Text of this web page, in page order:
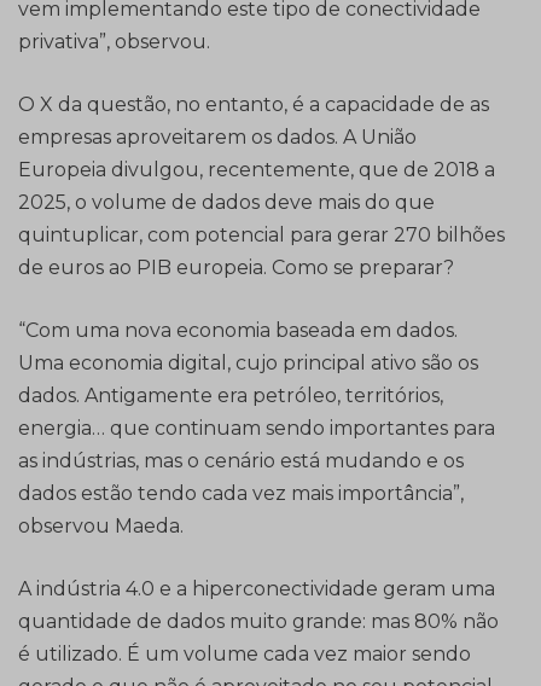
vem implementando este tipo de conectividade
privativa”, observou.
O X da questão, no entanto, é a capacidade de as
empresas aproveitarem os dados. A União
Europeia divulgou, recentemente, que de 2018 a
2025, o volume de dados deve mais do que
quintuplicar, com potencial para gerar 270 bilhões
de euros ao PIB europeia. Como se preparar?
“Com uma nova economia baseada em dados.
Uma economia digital, cujo principal ativo são os
dados. Antigamente era petróleo, territórios,
energia… que continuam sendo importantes para
as indústrias, mas o cenário está mudando e os
dados estão tendo cada vez mais importância”,
observou Maeda.
A indústria 4.0 e a hiperconectividade geram uma
quantidade de dados muito grande: mas 80% não
é utilizado. É um volume cada vez maior sendo